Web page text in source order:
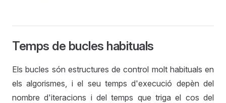
Temps de bucles habituals
Els bucles són estructures de control molt habituals en
els algorismes, i el seu temps d'execució depèn del
nombre d'iteracions i del temps que triga el cos del